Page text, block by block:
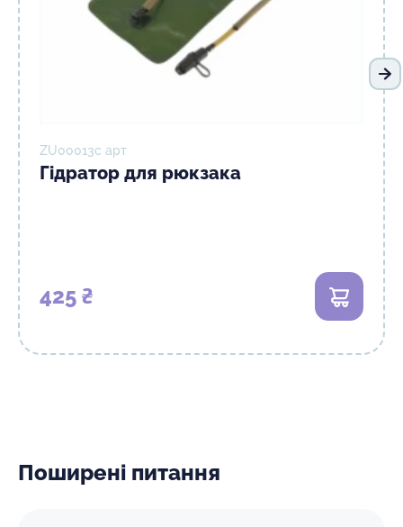
ZU00013с арт
Гідратор для рюкзака
425 ₴ В кошик
Поширені питання